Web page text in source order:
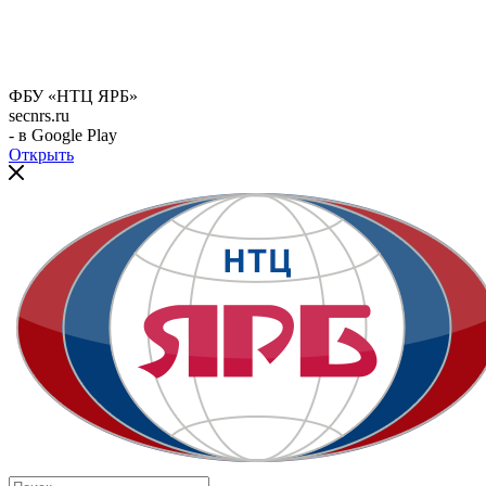
ФБУ «НТЦ ЯРБ»
secnrs.ru
- в Google Play
Открыть